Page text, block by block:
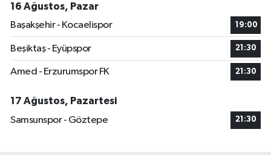
16 Ağustos, Pazar
Başakşehir - Kocaelispor
19:00
Beşiktaş - Eyüpspor 21:30
Amed - Erzurumspor FK 21:30
17 Ağustos, Pazartesi
Samsunspor - Göztepe
21:30